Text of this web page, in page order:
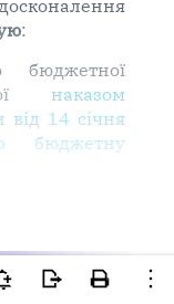
:
наказом
від 14 січня